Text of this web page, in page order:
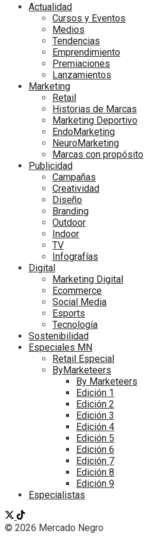
Actualidad
Cursos y Eventos
Medios
Tendencias
Emprendimiento
Premiaciones
Lanzamientos
Marketing
Retail
Historias de Marcas
Marketing Deportivo
EndoMarketing
NeuroMarketing
Marcas con propósito
Publicidad
Campañas
Creatividad
Diseño
Branding
Outdoor
Indoor
TV
Infografías
Digital
Marketing Digital
Ecommerce
Social Media
Esports
Tecnología
Sostenibilidad
Especiales MN
Retail Especial
ByMarketeers
By Marketeers
Edición 1
Edición 2
Edición 3
Edición 4
Edición 5
Edición 6
Edición 7
Edición 8
Edición 9
Especialistas
© 2026 Mercado Negro